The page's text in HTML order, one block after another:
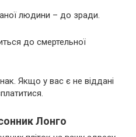
людини – до зради.
до смертельної
Якщо у вас є не віддані
Лонго